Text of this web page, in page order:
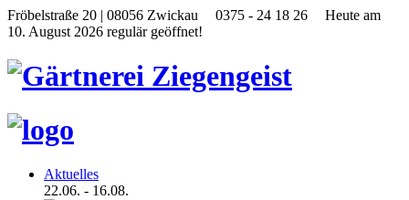
Fröbelstraße 20 | 08056 Zwickau 0375 - 24 18 26
Heute am
10. August 2026 regulär geöffnet!
Aktuelles
22.06. - 16.08.